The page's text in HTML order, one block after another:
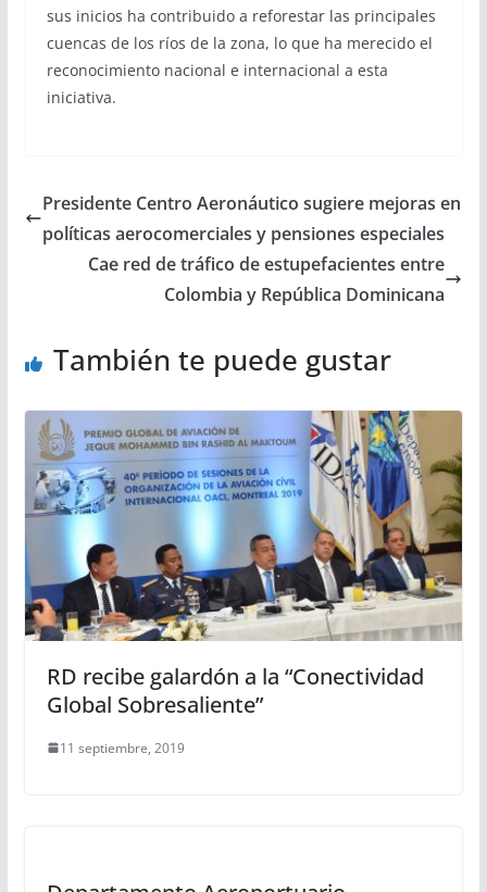
sus inicios ha contribuido a reforestar las principales
cuencas de los ríos de la zona, lo que ha merecido el
reconocimiento nacional e internacional a esta
iniciativa.
Presidente Centro Aeronáutico sugiere mejoras en
políticas aerocomerciales y pensiones especiales
Cae red de tráfico de estupefacientes entre
Colombia y República Dominicana
También te puede gustar
RD recibe galardón a la “Conectividad
Global Sobresaliente”
11 septiembre, 2019